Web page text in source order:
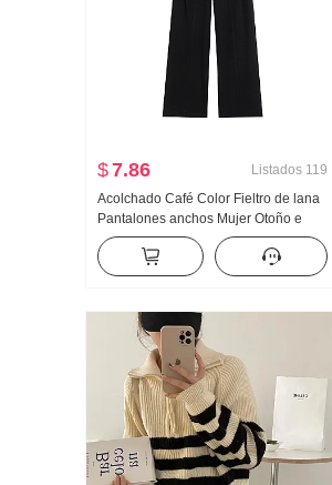
$7.86 Listados 119
Acolchado Café Color Fieltro de lana
Pantalones anchos Mujer Otoño e
invierno Talle alto Vertical Sentido
Belleza Rad Ropa Partido Recto
Arrastrando Pantalones